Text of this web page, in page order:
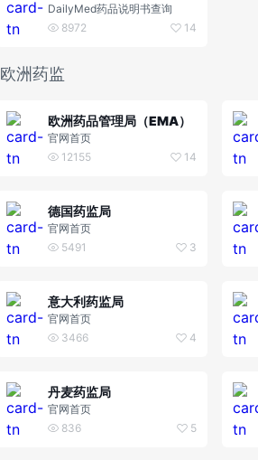
DailyMed药品说明书查询
8972
14
欧洲药监
欧洲药品管理局（EMA）
官网首页
12155
14
德国药监局
官网首页
5491
3
意大利药监局
官网首页
3466
4
丹麦药监局
官网首页
836
5